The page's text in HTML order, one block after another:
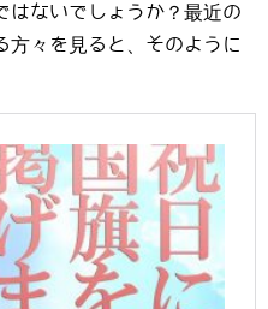
はないでしょうか？最近の
方々を見ると、そのように